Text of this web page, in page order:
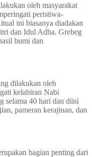
oleh masyarakat
peristiwa-
ini biasanya diadakan
dan Idul Adha. Grebeg
bumi dan
dilakukan oleh
kelahiran Nabi
selama 40 hari dan diisi
pameran kerajinan, dan
bagian penting dari